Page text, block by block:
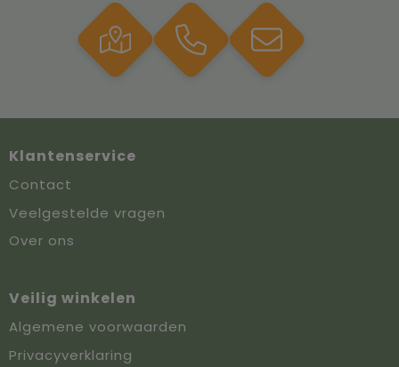
Klantenservice
Contact
Veelgestelde vragen
Over ons
Veilig winkelen
Algemene voorwaarden
Privacyverklaring